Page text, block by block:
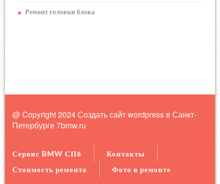
Ремонт головки блока
@ Copyright 2024 Создать сайт wordpress в Санкт-
Петербурге7bmw.ru
Сервис BMW СПб
Контакты
Стоимость ремонта
Фото в ремонте